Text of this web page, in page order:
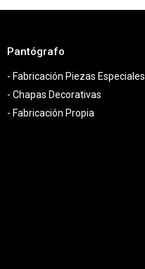
Pantógrafo
- Fabricación Piezas Especiales
- Chapas Decorativas
- Fabricación Propia